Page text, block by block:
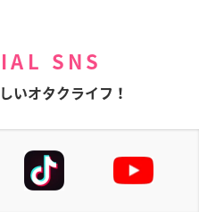
SNS
いオタクライフ！